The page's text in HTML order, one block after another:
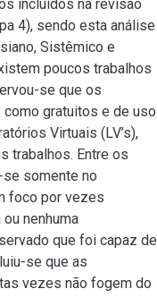
incluídos na revisão
4), sendo esta análise
Sistêmico e
poucos trabalhos
se que os
gratuitos e de uso
Virtuais (LV’s),
trabalhos. Entre os
somente no
foco por vezes
nenhuma
que foi capaz de
se que as
vezes não fogem do